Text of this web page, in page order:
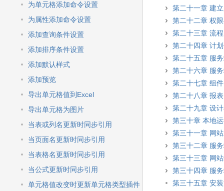
为单元格添加命令设置
为属性添加命令设置
添加查询条件设置
添加排序条件设置
添加默认样式
添加预览
导出单元格值到Excel
导出单元格为图片
当表或列名更新时同步引用
当页面名更新时同步引用
当表格名更新时同步引用
当公式更新时同步引用
单元格值改变时更新单元格类型插件
第二十一章 建
第二十二章 权
第二十三章 流程
第二十四章 计
第二十五章 服
第二十六章 服
第二十七章 组件
第二十八章 报表
第二十九章 设
第三十章 本地
第三十一章 网
第三十二章 服
第三十三章 网
第三十四章 服
第三十五章 安